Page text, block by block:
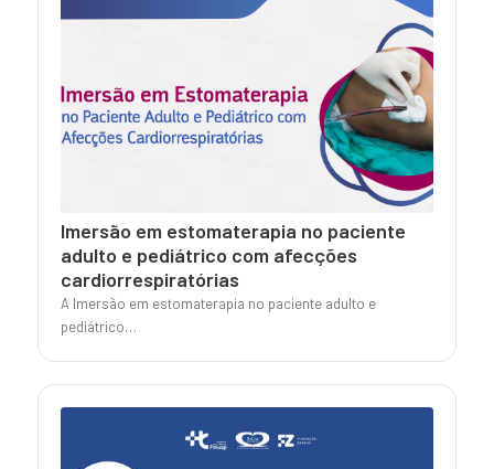
Imersão em estomaterapia no paciente
adulto e pediátrico com afecções
cardiorrespiratórias
A Imersão em estomaterapia no paciente adulto e
pediátrico…